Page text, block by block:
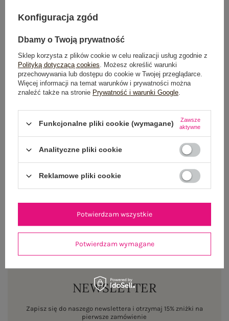
Produkt niedostępny
OPIS PRODUKTU
GŁÓWNE PARAMETRY
NEWSLETTER
Zapisz się do naszego newslettera i otrzymaj 15% zniżki na
pierwsze zamówienie
Konfiguracja zgód
Dbamy o Twoją prywatność
Sklep korzysta z plików cookie w celu realizacji usług zgodnie z
Polityką dotyczącą cookies. Możesz określić warunki
przechowywania lub dostępu do cookie w Twojej przeglądarce.
Więcej informacji na temat warunków i prywatności można
znaleźć także na stronie Prywatność i warunki Google.
Funkcjonalne pliki cookie (wymagane)
Zawsze
aktywne
Analityczne pliki cookie
Reklamowe pliki cookie
Potwierdzam wymagane
Potwierdzam wszystkie